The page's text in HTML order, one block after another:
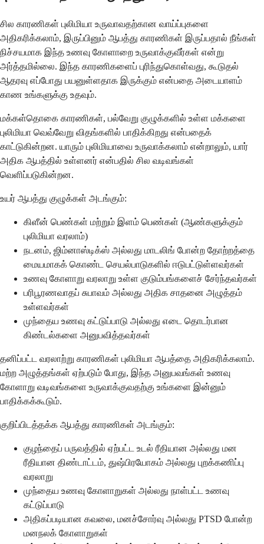
சில காரணிகள் புலிமியா உருவாவதற்கான வாய்ப்புகளை
அதிகரிக்கலாம், இருப்பினும் ஆபத்து காரணிகள் இருப்பதால் நீங்கள்
நிச்சயமாக இந்த உணவு கோளாறை உருவாக்குவீர்கள் என்று
அர்த்தமில்லை. இந்த காரணிகளைப் புரிந்துகொள்வது, கூடுதல்
ஆதரவு எப்போது பயனுள்ளதாக இருக்கும் என்பதை அடையாளம்
காண உங்களுக்கு உதவும்.
மக்கள்தொகை காரணிகள், பல்வேறு குழுக்களில் உள்ள மக்களை
புலிமியா வெவ்வேறு விதங்களில் பாதிக்கிறது என்பதைக்
காட்டுகின்றன. யாரும் புலிமியாவை உருவாக்கலாம் என்றாலும், யார்
அதிக ஆபத்தில் உள்ளனர் என்பதில் சில வடிவங்கள்
வெளிப்படுகின்றன.
உயர் ஆபத்து குழுக்கள் அடங்கும்:
கிளீன் பெண்கள் மற்றும் இளம் பெண்கள் (ஆண்களுக்கும்
புலிமியா வரலாம்)
நடனம், ஜிம்னாஸ்டிக்ஸ் அல்லது மாடலிங் போன்ற தோற்றத்தை
மையமாகக் கொண்ட செயல்பாடுகளில் ஈடுபட்டுள்ளவர்கள்
உணவு கோளாறு வரலாறு உள்ள குடும்பங்களைச் சேர்ந்தவர்கள்
பரிபூரணவாதப் சுபாவம் அல்லது அதிக சாதனை அழுத்தம்
உள்ளவர்கள்
முந்தைய உணவு கட்டுப்பாடு அல்லது எடை தொடர்பான
கிண்டல்களை அனுபவித்தவர்கள்
தனிப்பட்ட வரலாற்று காரணிகள் புலிமியா ஆபத்தை அதிகரிக்கலாம்.
மற்ற அழுத்தங்கள் ஏற்படும் போது, இந்த அனுபவங்கள் உணவு
கோளாறு வடிவங்களை உருவாக்குவதற்கு உங்களை இன்னும்
பாதிக்கக்கூடும்.
குறிப்பிடத்தக்க ஆபத்து காரணிகள் அடங்கும்:
குழந்தைப் பருவத்தில் ஏற்பட்ட உடல் ரீதியான அல்லது மன
ரீதியான திண்டாட்டம், துஷ்பிரயோகம் அல்லது புறக்கணிப்பு
வரலாறு
முந்தைய உணவு கோளாறுகள் அல்லது நாள்பட்ட உணவு
கட்டுப்பாடு
அதிகப்படியான கவலை, மனச்சோர்வு அல்லது PTSD போன்ற
மனநலக் கோளாறுகள்